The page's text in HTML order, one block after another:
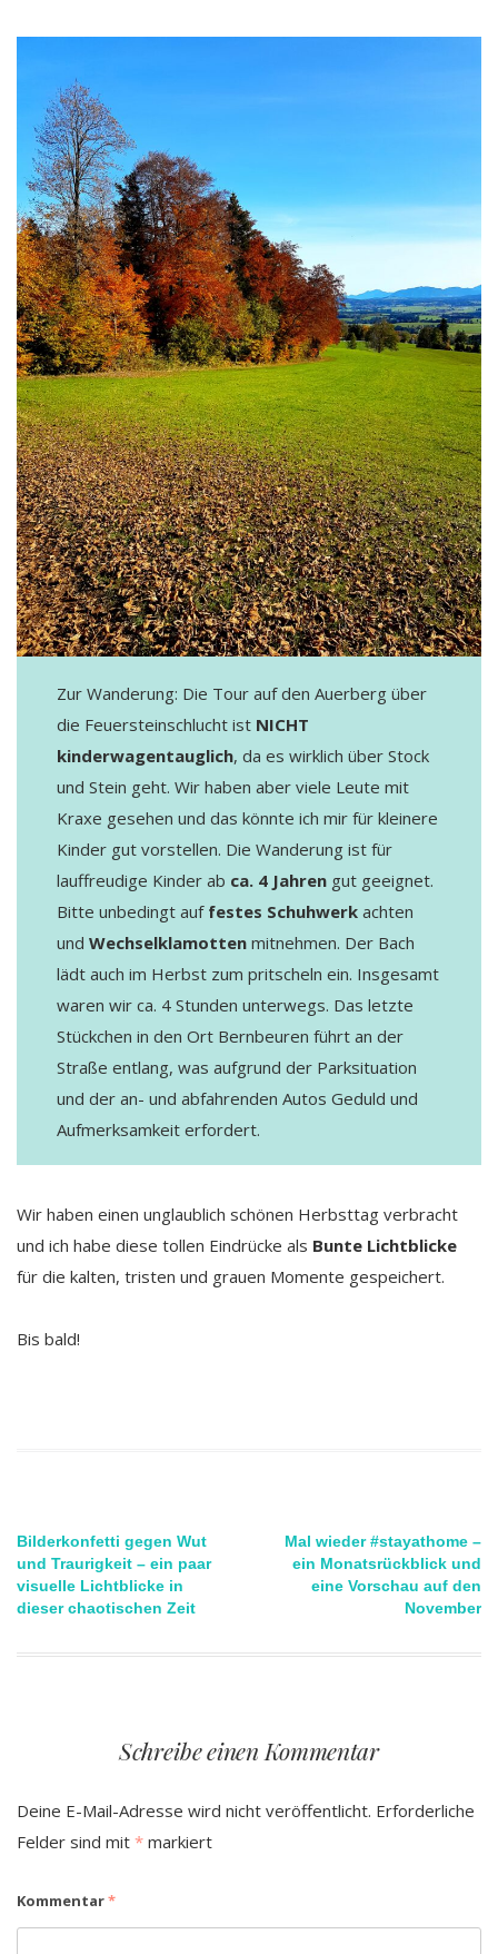
Zur Wanderung: Die Tour auf den Auerberg über
die Feuersteinschlucht ist NICHT
kinderwagentauglich, da es wirklich über Stock
und Stein geht. Wir haben aber viele Leute mit
Kraxe gesehen und das könnte ich mir für kleinere
Kinder gut vorstellen. Die Wanderung ist für
lauffreudige Kinder ab ca. 4 Jahrengut geeignet.
Bitte unbedingt auf festes Schuhwerkachten
und Wechselklamottenmitnehmen. Der Bach
lädt auch im Herbst zum pritscheln ein. Insgesamt
waren wir ca. 4 Stunden unterwegs. Das letzte
Stückchen in den Ort Bernbeuren führt an der
Straße entlang, was aufgrund der Parksituation
und der an- und abfahrenden Autos Geduld und
Aufmerksamkeit erfordert.
Wir haben einen unglaublich schönen Herbsttag verbracht
und ich habe diese tollen Eindrücke als Bunte Lichtblicke
für die kalten, tristen und grauen Momente gespeichert.
Bis bald!
Beitragsnavigation
Bilderkonfetti gegen Wut
und Traurigkeit – ein paar
visuelle Lichtblicke in
dieser chaotischen Zeit
Mal wieder #stayathome –
ein Monatsrückblick und
eine Vorschau auf den
November
Schreibe einen Kommentar
Deine E-Mail-Adresse wird nicht veröffentlicht. Erforderliche
Felder sind mit * markiert
Kommentar*